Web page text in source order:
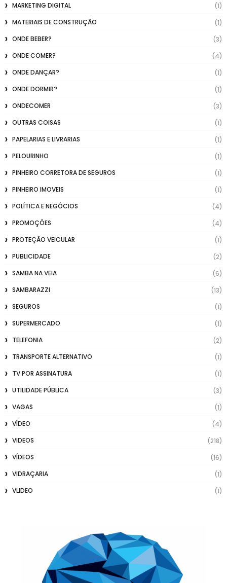
MARKETING DIGITAL
(1)
MATERIAIS DE CONSTRUÇÃO
(1)
ONDE BEBER?
(3)
ONDE COMER?
(4)
ONDE DANÇAR?
(1)
ONDE DORMIR?
(1)
ONDECOMER
(3)
OUTRAS COISAS
(1)
PAPELARIAS E LIVRARIAS
(1)
PELOURINHO
(1)
PINHEIRO CORRETORA DE SEGUROS
(1)
PINHEIRO IMOVEIS
(1)
POLÍTICA E NEGÓCIOS
(4)
PROMOÇÕES
(4)
PROTEÇÃO VEICULAR
(1)
PUBLICIDADE
(2)
SAMBA NA VEIA
(6)
SAMBARAZZI
(13)
SEGUROS
(1)
SUPERMERCADO
(1)
TELEFONIA
(2)
TRANSPORTE ALTERNATIVO
(1)
TV POR ASSINATURA
(1)
UTILIDADE PÚBLICA
(3)
VAGAS
(1)
VÍDEO
(4)
VIDEOS
(218)
VÍDEOS
(16)
VIDRAÇARIA
(1)
VLIDEO
(1)